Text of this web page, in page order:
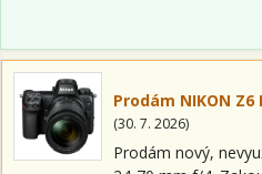
9 lamelami pro
Prodám NIKON
(30. 7. 2026)
Prodám nový,